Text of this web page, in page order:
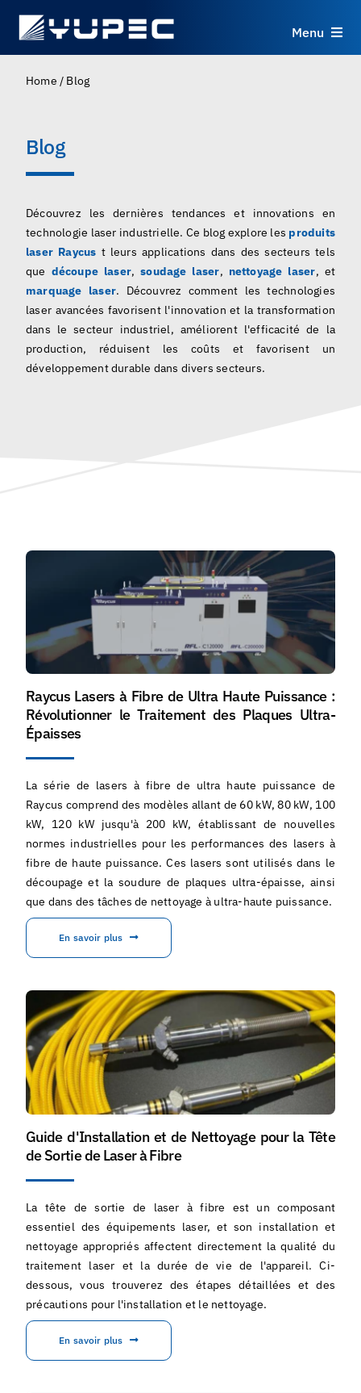
Menu
Ressources
À propos
Contact
Français
Home / Blog
Blog
Découvrez les dernières tendances et innovations en
technologie laser industrielle. Ce blog explore les produits
laser Raycus t leurs applications dans des secteurs tels
que découpe laser,soudage laser, nettoyage laser, et
marquage laser. Découvrez comment les technologies
laser avancées favorisent l'innovation et la transformation
dans le secteur industriel, améliorent l'efficacité de la
production, réduisent les coûts et favorisent un
développement durable dans divers secteurs.
Raycus Lasers à Fibre de Ultra Haute Puissance :
Révolutionner le Traitement des Plaques Ultra-
Épaisses
La série de lasers à fibre de ultra haute puissance de
Raycus comprend des modèles allant de 60 kW, 80 kW, 100
kW, 120 kW jusqu'à 200 kW, établissant de nouvelles
normes industrielles pour les performances des lasers à
fibre de haute puissance. Ces lasers sont utilisés dans le
découpage et la soudure de plaques ultra-épaisse, ainsi
que dans des tâches de nettoyage à ultra-haute puissance.
En savoir plus
Guide d'Installation et de Nettoyage pour la Tête
de Sortie de Laser à Fibre
La tête de sortie de laser à fibre est un composant
essentiel des équipements laser, et son installation et
nettoyage appropriés affectent directement la qualité du
traitement laser et la durée de vie de l'appareil. Ci-
dessous, vous trouverez des étapes détaillées et des
précautions pour l'installation et le nettoyage.
En savoir plus